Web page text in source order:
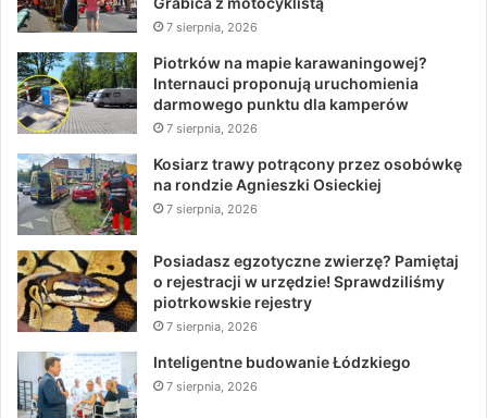
7 sierpnia, 2026
Piotrków na mapie karawaningowej?
Internauci proponują uruchomienia
darmowego punktu dla kamperów
7 sierpnia, 2026
Kosiarz trawy potrącony przez osobówkę
na rondzie Agnieszki Osieckiej
7 sierpnia, 2026
Posiadasz egzotyczne zwierzę? Pamiętaj
o rejestracji w urzędzie! Sprawdziliśmy
piotrkowskie rejestry
7 sierpnia, 2026
Inteligentne budowanie Łódzkiego
7 sierpnia, 2026